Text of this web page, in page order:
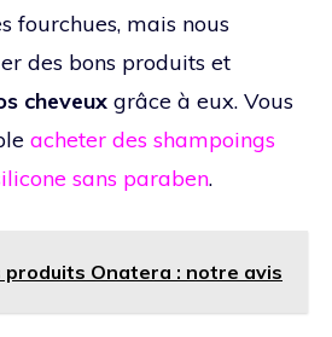
fourchues, mais nous
des bons produits et
cheveux grâce à eux. Vous
acheter des shampoings
sans paraben.
produits Onatera : notre avis